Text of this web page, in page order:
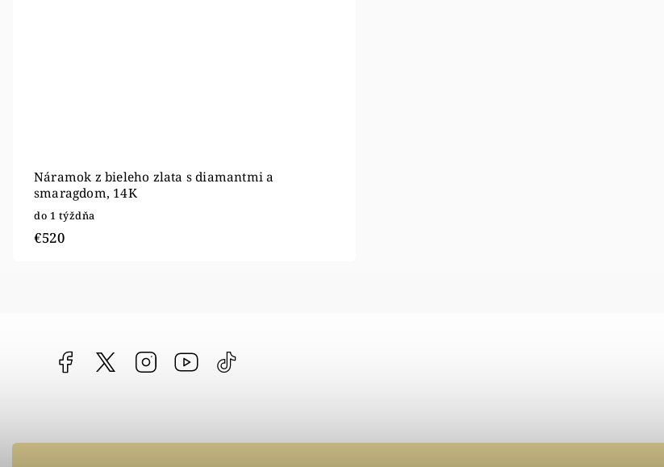
Náramok z bieleho zlata s diamantmi a
smaragdom, 14K
do 1 týždňa
€520
Facebook vipgoldsk InstagramYouTube